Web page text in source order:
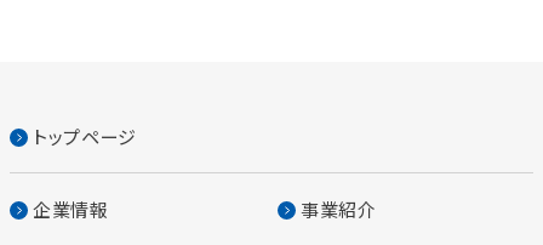
トップページ
企業情報 事業紹介